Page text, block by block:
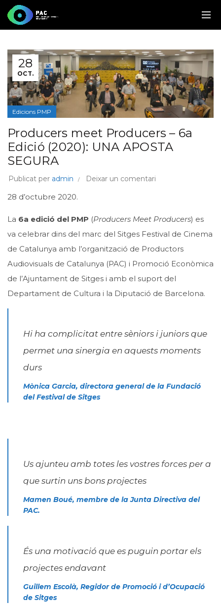
28
OCT.
Edicions PMP
Producers meet Producers – 6a
Edició (2020): UNA APOSTA
SEGURA
Publicat per admin Deixar un comentari
28 d’octubre 2020.
La 6a edició del PMP (Producers Meet Producers) es
va celebrar dins del marc del Sitges Festival de Cinema
de Catalunya amb l’organització de Productors
Audiovisuals de Catalunya (PAC) i Promoció Econòmica
de l’Ajuntament de Sitges i amb el suport del
Departament de Cultura i la Diputació de Barcelona.
Hi ha complicitat entre sèniors i juniors que
permet una sinergia en aquests moments
durs
Mònica Garcia, directora general de la Fundació
del Festival de Sitges
Us ajunteu amb totes les vostres forces per a
que surtin uns bons projectes
Mamen Boué, membre de la Junta Directiva del
PAC.
És una motivació que es puguin portar els
projectes endavant
Guillem Escolà, Regidor de Promoció i d’Ocupació
de Sitges